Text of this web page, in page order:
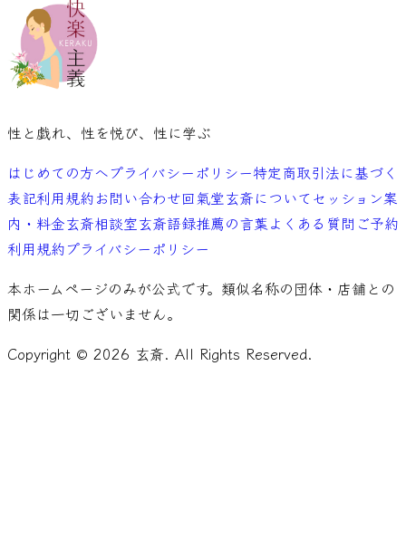
性と戯れ、性を悦び、性に学ぶ
はじめての方へプライバシーポリシー特定商取引法に基づく
表記利用規約お問い合わせ回氣堂玄斎についてセッション案
内・料金玄斎相談室玄斎語録推薦の言葉よくある質問 ご予約
利用規約プライバシーポリシー
本ホームページのみが公式です。類似名称の団体・店舗との
関係は一切ございません。
Copyright © 2026 玄斎. All Rights Reserved.